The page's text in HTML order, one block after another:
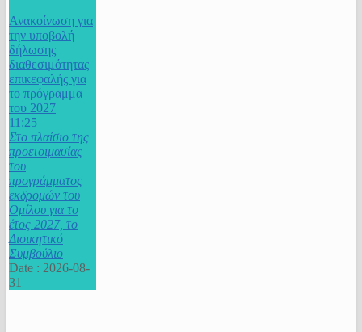
Ανακοίνωση για
την υποβολή
δήλωσης
διαθεσιμότητας
επικεφαλής για
το πρόγραμμα
του 2027
11:25
Στο πλαίσιο της
προετοιμασίας
του
προγράμματος
εκδρομών του
Ομίλου για το
έτος 2027, το
Διοικητικό
Συμβούλιο
Date : 2026-08-
31